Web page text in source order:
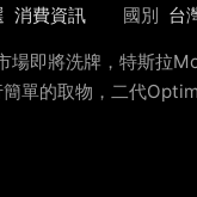
消費資訊 國別 台
場即將洗牌，特斯拉
單的取物，二代